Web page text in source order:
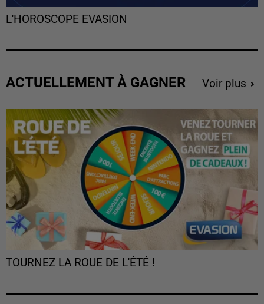
L'HOROSCOPE EVASION
ACTUELLEMENT À GAGNER Voir plus
TOURNEZ LA ROUE DE L'ÉTÉ !